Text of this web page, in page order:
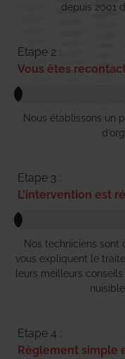
depuis 2001
Etape 2 :
Vous êtes
Nous établissons un
Etape 3 :
L'intervention est
Nos techniciens sont
vous expliquent le
leurs meilleurs
Etape 4 :
Règlement simple